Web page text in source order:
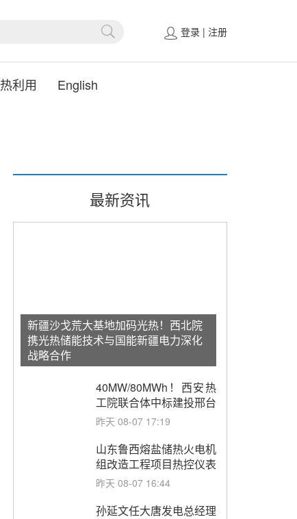
登录 | 注册
热利用 English
最新资讯
新疆沙戈荒大基地加码光热！西北院
携光热储能技术与国能新疆电力深化
战略合作
40MW/80MWh！西安热
工院联合体中标建投邢台
热电熔盐储热调峰调频改
昨天 08-07 17:19
山东鲁西熔盐储热火电机
组改造工程项目热控仪表
成套设备采购
昨天 08-07 16:44
孙延文任大唐发电总经理